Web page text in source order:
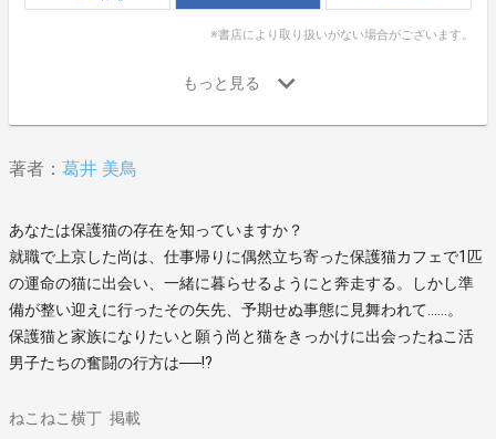
※書店により取り扱いがない場合がございます。
著者： 葛井 美鳥
あなたは保護猫の存在を知っていますか？
就職で上京した尚は、仕事帰りに偶然立ち寄った保護猫カフェで1匹
の運命の猫に出会い、一緒に暮らせるようにと奔走する。しかし準
備が整い迎えに行ったその矢先、予期せぬ事態に見舞われて……。
保護猫と家族になりたいと願う尚と猫をきっかけに出会ったねこ活
男子たちの奮闘の行方は──!?
ねこねこ横丁 掲載